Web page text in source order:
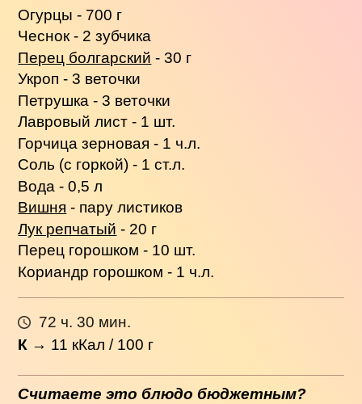
Огурцы - 700 г
Чеснок - 2 зубчика
Перец болгарский - 30 г
Укроп - 3 веточки
Петрушка - 3 веточки
Лавровый лист - 1 шт.
Горчица зерновая - 1 ч.л.
Соль (с горкой) - 1 ст.л.
Вода - 0,5 л
Вишня - пару листиков
Лук репчатый - 20 г
Перец горошком - 10 шт.
Кориандр горошком - 1 ч.л.
72 ч. 30 мин.
К → 11 кКал / 100 г
Считаете это блюдо бюджетным?